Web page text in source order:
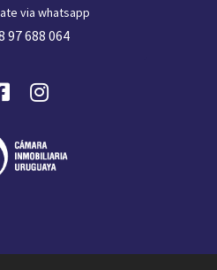
via whatsapp
97 688 064